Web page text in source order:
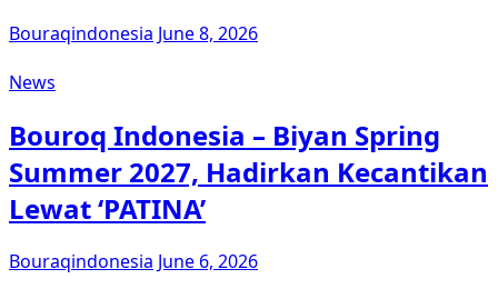
Bouraqindonesia June 8, 2026
News
Bouroq Indonesia – Biyan Spring
Summer 2027, Hadirkan Kecantikan
Lewat ‘PATINA’
Bouraqindonesia June 6, 2026